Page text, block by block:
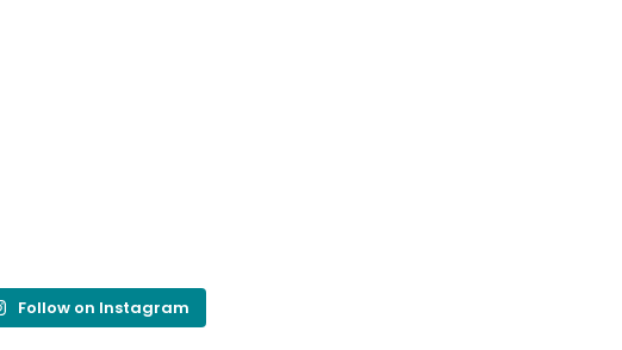
Follow on Instagram